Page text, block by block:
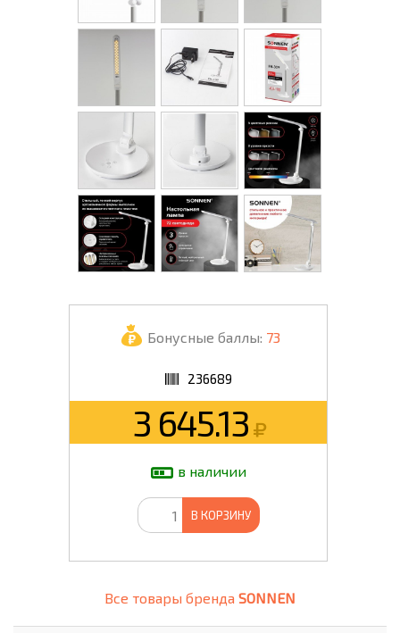
Бонусные баллы: 73
236689
3 645.13
в наличии
В КОРЗИНУ
Все товары бренда SONNEN